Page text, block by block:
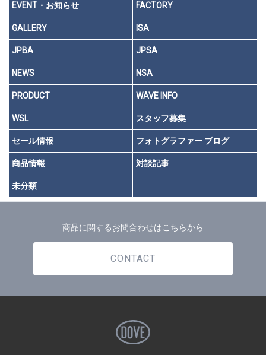
EVENT・お知らせ FACTORY
GALLERY ISA
JPBA JPSA
NEWS NSA
PRODUCT WAVE INFO
WSL スタッフ募集
セール情報 フォトグラファー ブログ
商品情報 対談記事
未分類
商品に関するお問合わせはこちらから
CONTACT